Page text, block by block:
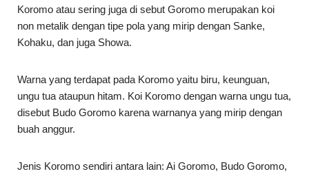
Koromo atau sering juga di sebut Goromo merupakan koi
non metalik dengan tipe pola yang mirip dengan Sanke,
Kohaku, dan juga Showa.
Warna yang terdapat pada Koromo yaitu biru, keunguan,
ungu tua ataupun hitam. Koi Koromo dengan warna ungu tua,
disebut Budo Goromo karena warnanya yang mirip dengan
buah anggur.
Jenis Koromo sendiri antara lain: Ai Goromo, Budo Goromo,